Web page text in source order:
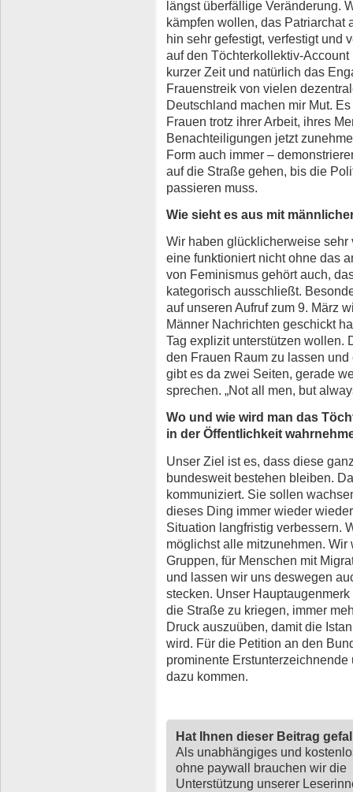
längst überfällige Veränderung.
kämpfen wollen, das Patriarchat
hin sehr gefestigt, verfestigt und
auf den Töchterkollektiv-
kurzer Zeit und natürlich das
Frauenstreik von vielen
Deutschland machen mir Mut.
Frauen trotz ihrer Arbeit, ihres
Benachteiligungen jetzt
Form auch immer –
auf die Straße gehen, bis die
passieren muss.
Wie sieht es aus mit
Wir haben glücklicherweise
eine funktioniert nicht ohne das
von Feminismus gehört auch,
kategorisch ausschließt.
auf unseren Aufruf zum 9. März
Männer Nachrichten geschickt
Tag explizit unterstützen wollen.
den Frauen Raum zu lassen
gibt es da zwei Seiten, gerade
sprechen. „Not all men, but
Wo und wie wird man das
in der Öffentlichkeit
Unser Ziel ist es, dass diese
bundesweit bestehen bleiben.
kommuniziert. Sie sollen
dieses Ding immer wieder
Situation langfristig verbessern.
möglichst alle mitzunehmen.
Gruppen, für Menschen mit
und lassen wir uns deswegen
stecken. Unser
die Straße zu kriegen, immer
Druck auszuüben, damit die
wird. Für die Petition an den
prominente
dazu kommen.
Hat Ihnen dieser Beitrag
Als unabhängiges und
ohne paywall brauchen wir die
Unterstützung unserer